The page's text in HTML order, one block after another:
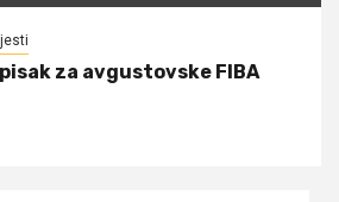
za avgustovske FIBA